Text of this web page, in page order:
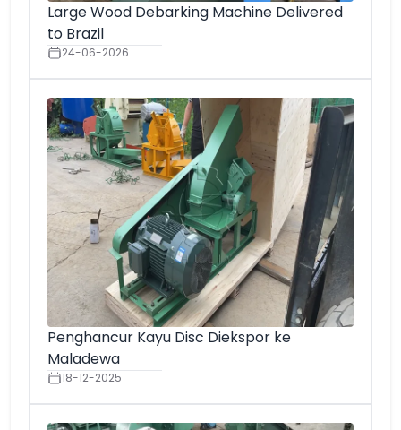
Large Wood Debarking Machine Delivered
to Brazil
24-06-2026
Penghancur Kayu Disc Diekspor ke
Maladewa
18-12-2025